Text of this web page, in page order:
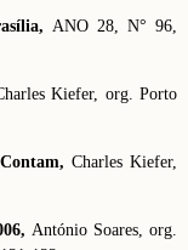
ANO 28, N° 96,
Kiefer, org. Porto
Charles Kiefer,
António Soares, org.